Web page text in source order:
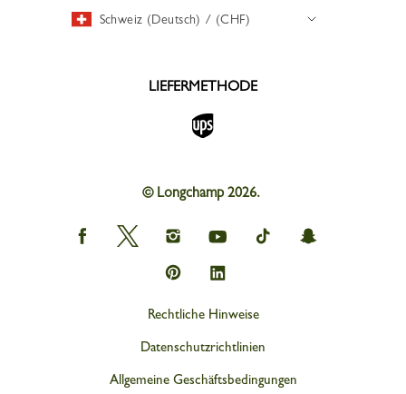
Schweiz (Deutsch) / (CHF)
LIEFERMETHODE
© Longchamp 2026.
Longchamp
on
Longchamp
on
Longchamp
on
Instagram
Longchamp
on
youtube
Longchamp
on
Longchamp
on
Longchamp
on
Longchamp
on
Rechtliche Hinweise
Datenschutzrichtlinien
Allgemeine Geschäftsbedingungen